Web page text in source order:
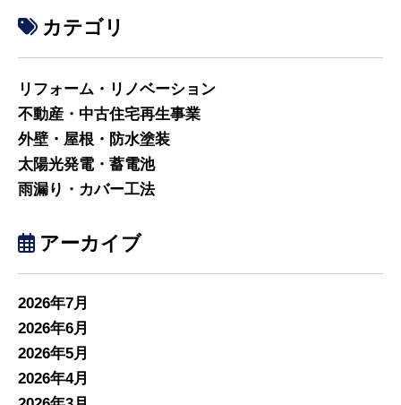
カテゴリ
リフォーム・リノベーション
不動産・中古住宅再生事業
外壁・屋根・防水塗装
太陽光発電・蓄電池
雨漏り・カバー工法
アーカイブ
2026年7月
2026年6月
2026年5月
2026年4月